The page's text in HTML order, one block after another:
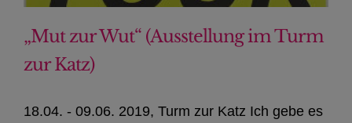
„Mut zur Wut“ (Ausstellung im Turm
zur Katz)
18.04. - 09.06. 2019, Turm zur Katz Ich gebe es